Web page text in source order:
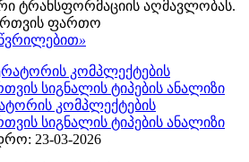
ტრანსფორმაციის აღმავლობას.
ფართო
»
კომპლექტების
სიგნალის ტიპების ანალიზი
23-03-2026